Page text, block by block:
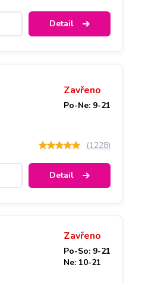
Detail
Zavřeno
Po-Ne: 9-21
(1228)
Detail
Zavřeno
Po-So: 9-21
Ne: 10-21